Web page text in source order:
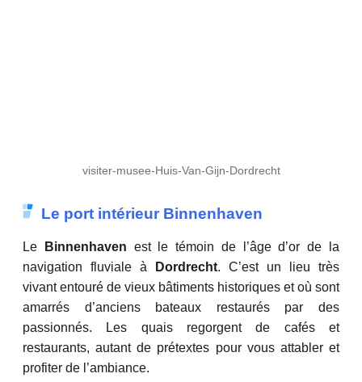
visiter-musee-Huis-Van-Gijn-Dordrecht
Le port intérieur Binnenhaven
Le Binnenhaven est le témoin de l’âge d’or de la
navigation fluviale à
Dordrecht. C’est un lieu très
vivant entouré de vieux bâtiments historiques et où sont
amarrés d’anciens bateaux restaurés par des
passionnés. Les quais regorgent de cafés et
restaurants, autant de prétextes pour vous attabler et
profiter de l’ambiance.